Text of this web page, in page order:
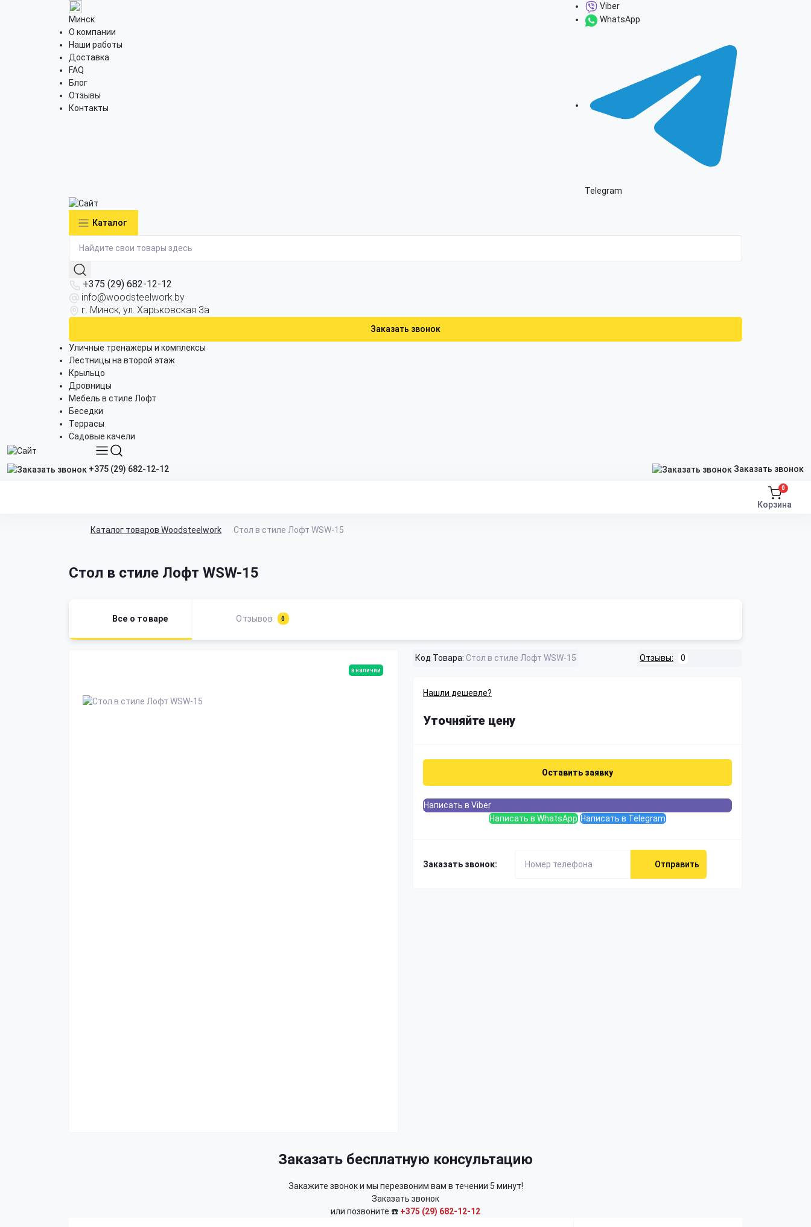
Минск
О компании
Наши работы
Доставка
FAQ
Блог
Отзывы
Контакты
Viber
WhatsApp
Telegram
Каталог
+375 (29) 682-12-12
info@woodsteelwork.by
г. Минск, ул. Харьковская 3а
Заказать звонок
Уличные тренажеры и комплексы
Лестницы на второй этаж
Крыльцо
Дровницы
Мебель в стиле Лофт
Беседки
Террасы
Садовые качели
+375 (29) 682-12-12 Заказать звонок
Корзина
0
Каталог товаров Woodsteelwork Стол в стиле Лофт WSW-15
Стол в стиле Лофт WSW-15
Все о товаре Отзывов 0
в наличии
Код Товара: Стол в стиле Лофт WSW-15 Отзывы: 0
Нашли дешевле?
Уточняйте цену
Оставить заявку
Написать в Viber
Написать в WhatsApp Написать в Telegram
Заказать звонок: Отправить
Заказать бесплатную консультацию
Закажите звонок и мы перезвоним вам в течении 5 минут!
Заказать звонок
или позвоните ☎️ +375 (29) 682-12-12